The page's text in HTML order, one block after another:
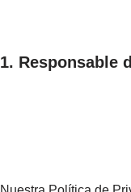
1. Responsable